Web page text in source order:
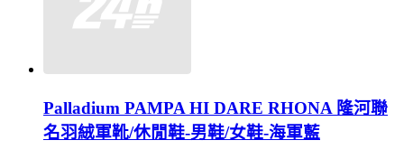
Palladium PAMPA HI DARE RHONA 隆河聯
名羽絨軍靴/休閒鞋-男鞋/女鞋-海軍藍